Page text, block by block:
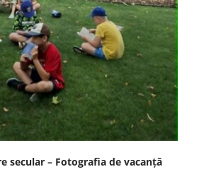
secular – Fotografia de vacanță